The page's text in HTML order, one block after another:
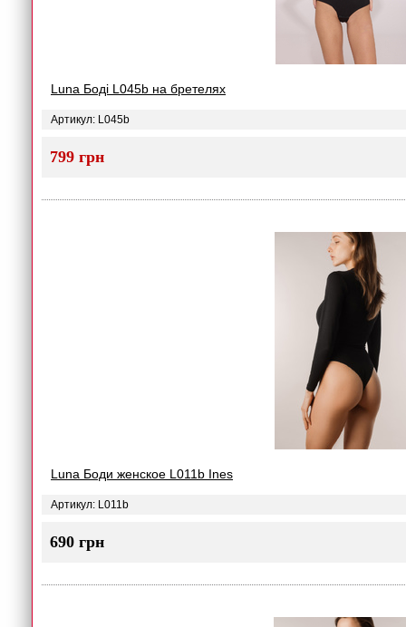
Luna Боді L045b на бретелях
Артикул: L045b
799 грн
Luna Боди женское L011b Ines
Артикул: L011b
690 грн